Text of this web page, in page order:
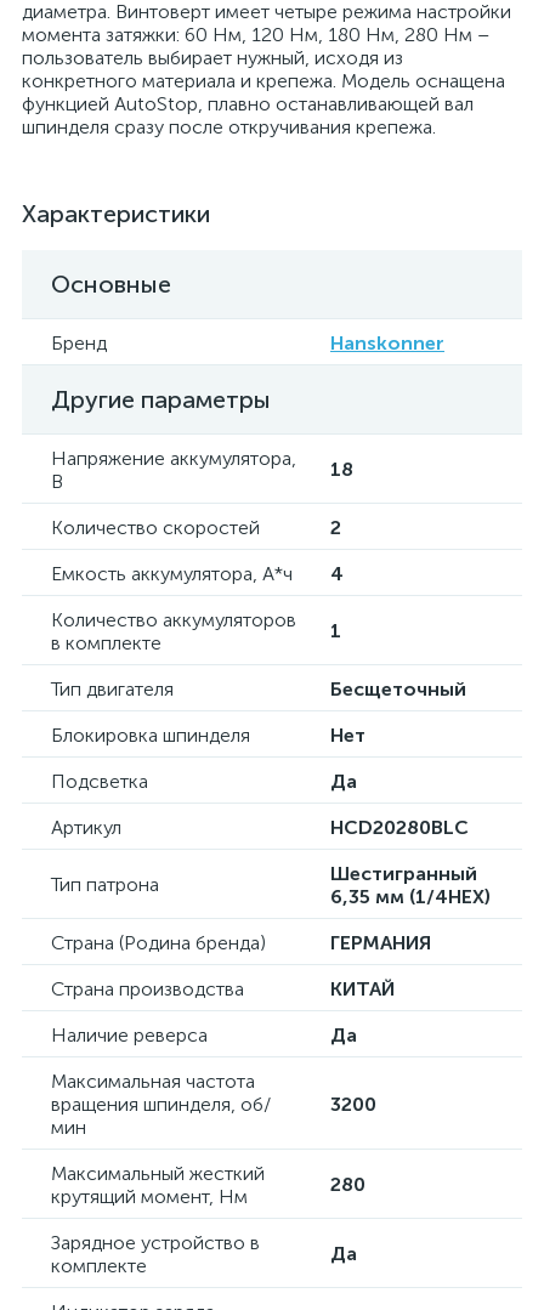
диаметра. Винтоверт имеет четыре режима настройки
момента затяжки: 60 Нм, 120 Нм, 180 Нм, 280 Нм –
пользователь выбирает нужный, исходя из
конкретного материала и крепежа. Модель оснащена
функцией AutoStop, плавно останавливающей вал
шпинделя сразу после откручивания крепежа.
Характеристики
Основные
Бренд Hanskonner
Другие параметры
Напряжение аккумулятора,
В
18
Количество скоростей
2
Емкость аккумулятора, А*ч
4
Количество аккумуляторов
в комплекте
1
Тип двигателя
Бесщеточный
Блокировка шпинделя
Нет
Подсветка
Да
Артикул
HCD20280BLC
Тип патрона
Шестигранный
6,35 мм (1/4HEX)
Страна (Родина бренда)
ГЕРМАНИЯ
Страна производства
КИТАЙ
Наличие реверса
Да
Максимальная частота
вращения шпинделя, об/
мин
3200
Максимальный жесткий
крутящий момент, Нм
280
Зарядное устройство в
комплекте
Да